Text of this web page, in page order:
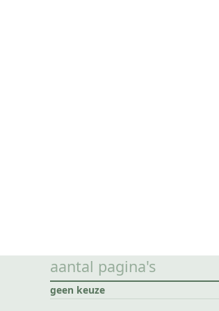
aantal pagina's
geen keuze